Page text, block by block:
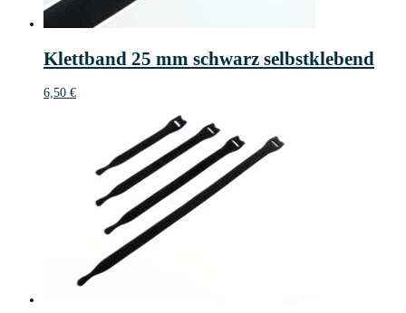
Klettband 25 mm schwarz selbstklebend
6,50 €